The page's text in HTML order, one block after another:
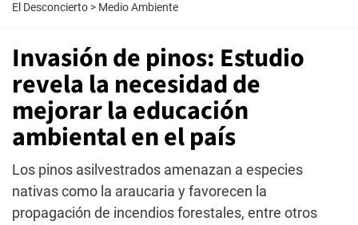
El Desconcierto > Medio Ambiente
Invasión de pinos: Estudio
revela la necesidad de
mejorar la educación
ambiental en el país
Los pinos asilvestrados amenazan a especies
nativas como la araucaria y favorecen la
propagación de incendios forestales, entre otros